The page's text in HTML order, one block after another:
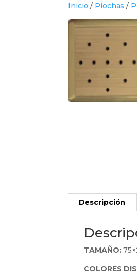
Inicio / Piochas /
Descripción
TAMAÑO:
COLORES